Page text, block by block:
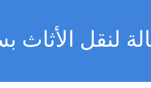
لنقل الأثاث